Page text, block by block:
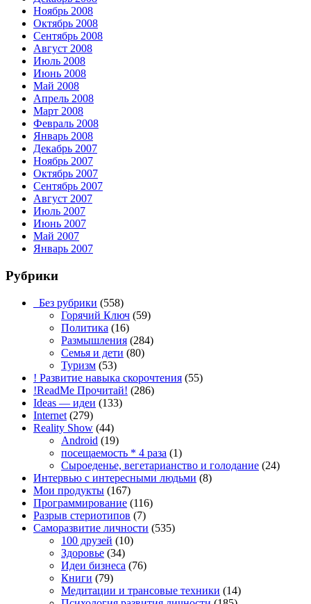
Ноябрь 2008
Октябрь 2008
Сентябрь 2008
Август 2008
Июль 2008
Июнь 2008
Май 2008
Апрель 2008
Март 2008
Февраль 2008
Январь 2008
Декабрь 2007
Ноябрь 2007
Октябрь 2007
Сентябрь 2007
Август 2007
Июль 2007
Июнь 2007
Май 2007
Январь 2007
Рубрики
_Без рубрики (558)
Горячий Ключ (59)
Политика (16)
Размышления (284)
Семья и дети (80)
Туризм (53)
! Развитие навыка скорочтения (55)
!ReadMe Прочитай! (286)
Ideas — идеи (133)
Internet (279)
Reality Show (44)
Android (19)
посещаемость * 4 раза (1)
Сыроеденье, вегетарианство и голодание (24)
Интервью с интересными людьми (8)
Мои продукты (167)
Программирование (116)
Разрыв стериотипов (7)
Саморазвитие личности (535)
100 друзей (10)
Здоровье (34)
Идеи бизнеса (76)
Книги (79)
Медитации и трансовые техники (14)